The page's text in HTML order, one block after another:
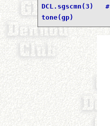
DCL.sgscmn(3)   #
tone(gp)